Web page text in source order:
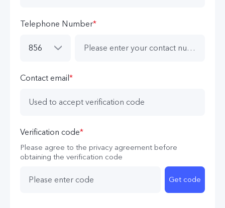
Telephone Number*
856
Contact email*
Verification code*
Please agree to the privacy agreement before
obtaining the verification code
Get code